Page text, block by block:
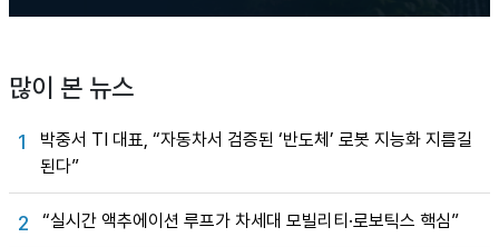
많이 본 뉴스
1
박중서 TI 대표, “자동차서 검증된 ‘반도체’ 로봇 지능화 지름길
된다”
2 “실시간 액추에이션 루프가 차세대 모빌리티·로보틱스 핵심”